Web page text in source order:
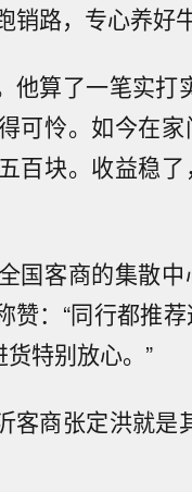
销路，专心养好
算了一笔实打
可怜。如今在
百块。收益稳
国客商的集散
：“同行都推荐
特别放心。”
商张定洪就是